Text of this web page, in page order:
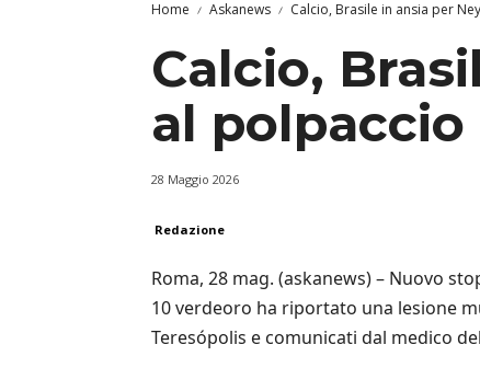
Home Askanews Calcio, Brasile in ansia per
Calcio,
al polpaccio
28 Maggio 2026
Redazione
Roma, 28 mag. (askanews) – Nuovo
10 verdeoro ha riportato una lesione
Teresópolis e comunicati dal medico